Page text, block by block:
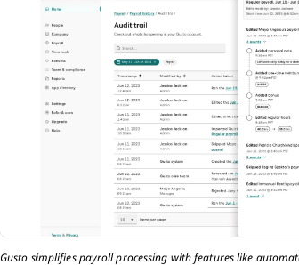
Gusto simplifies payroll processing with features like